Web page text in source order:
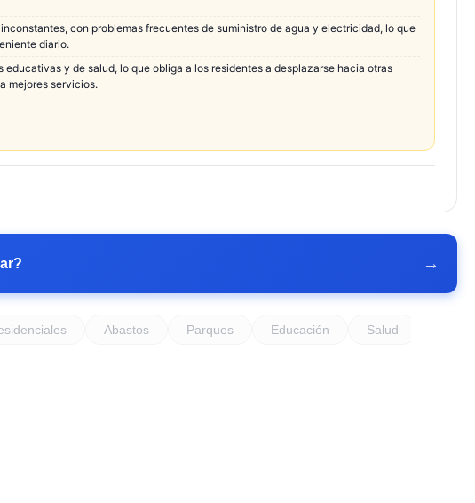
con problemas frecuentes de suministro de agua y electricidad, lo que
diario.
educativas y de salud, lo que obliga a los residentes a desplazarse hacia otras
mejores servicios.
? →
Abastos Parques Educación Salud